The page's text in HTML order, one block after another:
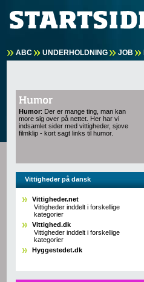
ABC UNDERHOLDNING JOB
Humor: Der er mange ting, man kan
more sig over på nettet. Her har vi
indsamlet sider med vittigheder, sjove
filmklip - kort sagt links til humor.
Vittigheder på dansk
Vittigheder.net
Vittigheder inddelt i forskellige
kategorier
Vittighed.dk
Vittigheder inddelt i forskellige
kategorier
Hyggestedet.dk